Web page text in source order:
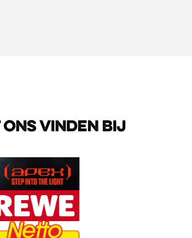
ONS VINDEN BIJ